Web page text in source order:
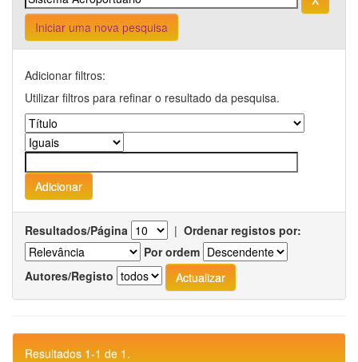
Iniciar uma nova pesquisa
Adicionar filtros:
Utilizar filtros para refinar o resultado da pesquisa.
Resultados/Página | Ordenar registos por:
Por ordem
Autores/Registo
Resultados 1-1 de 1.